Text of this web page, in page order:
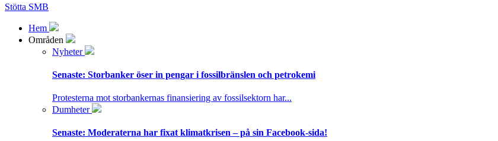
Stötta SMB
Hem
Områden
Nyheter
Senaste: Storbanker öser in pengar i fossilbränslen och petrokemi
Protesterna mot storbankernas finansiering av fossilsektorn har...
Dumheter
Senaste: Moderaterna har fixat klimatkrisen – på sin Facebook-sida!